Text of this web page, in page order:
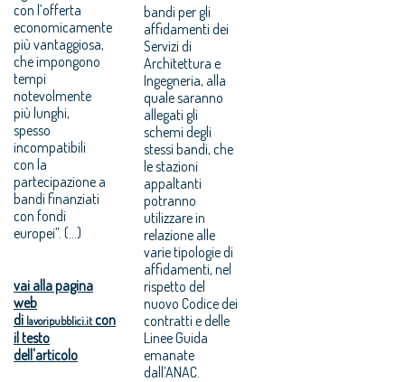
con l’offerta
economicamente
più vantaggiosa,
che impongono
tempi
notevolmente
più lunghi,
spesso
incompatibili
con la
partecipazione a
bandi finanziati
con fondi
europei”. (...)
vai alla pagina
web
di lavoripubblici.itcon
il testo
dell'articolo
bandi per gli
affidamenti dei
Servizi di
Architettura e
Ingegneria, alla
quale saranno
allegati gli
schemi degli
stessi bandi, che
le stazioni
appaltanti
potranno
utilizzare in
relazione alle
varie tipologie di
affidamenti, nel
rispetto del
nuovo Codice dei
contratti e delle
Linee Guida
emanate
dall’ANAC.